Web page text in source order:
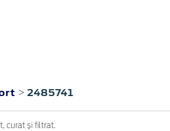
> 2485741
curat și filtrat.